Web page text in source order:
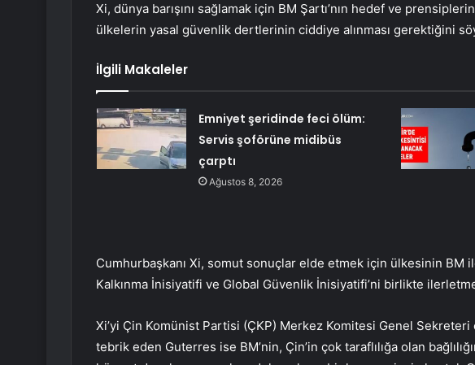
Xi, dünya barışını sağlamak için BM Şartı’nın hedef ve
ülkelerin yasal güvenlik dertlerinin ciddiye alınması gerektiğini
İlgili Makaleler
Emniyet şeridinde feci ölüm:
Servis şoförüne midibüs
çarptı
Ağustos 8, 2026
Cumhurbaşkanı Xi, somut sonuçlar elde etmek için ülkesinin
Kalkınma İnisiyatifi ve Global Güvenlik İnisiyatifi’ni birlikte
Xi’yi Çin Komünist Partisi (ÇKP) Merkez Komitesi Genel
tebrik eden Guterres ise BM’nin, Çin’in çok taraflılığa olan